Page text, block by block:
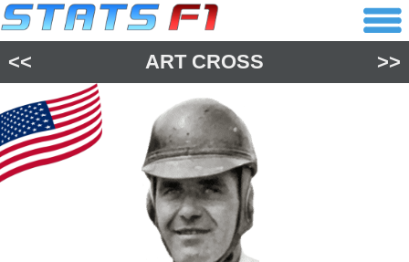
<< ART CROSS >>